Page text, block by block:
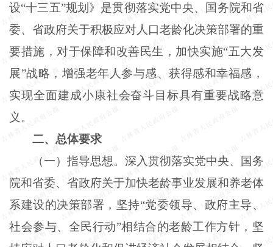
设“十三五”规划》是贯彻落实党中央、国务院和省
委、省政府关于积极应对人口老龄化决策部署的重
要措施，对于保障和改善民生，加快实施“五大发
展”战略，增强老年人参与感、获得感和幸福感，
实现全面建成小康社会奋斗目标具有重要战略意
义。
二、总体要求
（一）指导思想。深入贯彻落实党中央、国务
院和省委、省政府关于加快老龄事业发展和养老体
系建设的决策部署，坚持“党委领导、政府主导、
社会参与、全民行动”相结合的老龄工作方针，坚